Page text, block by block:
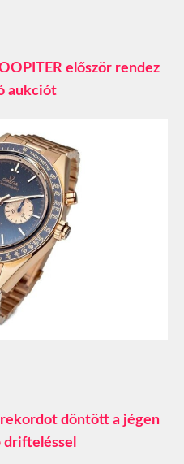
először rendez
aukciót
döntött a jégen